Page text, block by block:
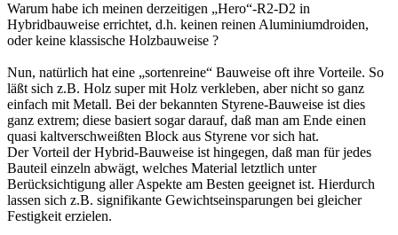
Warum habe ich meinen derzeitigen „Hero“-R2-D2 in
Hybridbauweise errichtet, d.h. keinen reinen Aluminiumdroiden,
oder keine klassische Holzbauweise ?
Nun, natürlich hat eine „sortenreine“ Bauweise oft ihre Vorteile. So
läßt sich z.B. Holz super mit Holz verkleben, aber nicht so ganz
einfach mit Metall. Bei der bekannten Styrene-Bauweise ist dies
ganz extrem; diese basiert sogar darauf, daß man am Ende einen
quasi kaltverschweißten Block aus Styrene vor sich hat.
Der Vorteil der Hybrid-Bauweise ist hingegen, daß man für jedes
Bauteil einzeln abwägt, welches Material letztlich unter
Berücksichtigung aller Aspekte am Besten geeignet ist. Hierdurch
lassen sich z.B. signifikante Gewichtseinsparungen bei gleicher
Festigkeit erzielen.